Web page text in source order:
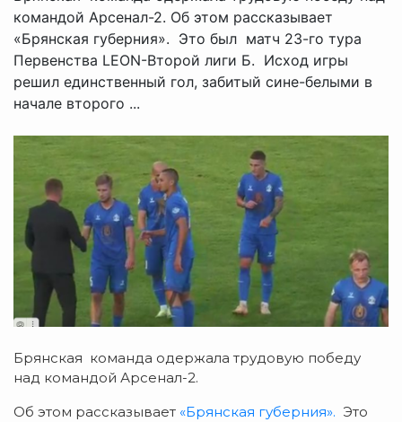
командой Арсенал-2. Об этом рассказывает
«Брянская губерния». Это был матч 23-го тура
Первенства LEON-Второй лиги Б. Исход игры
решил единственный гол, забитый сине-белыми в
начале второго ...
Брянская команда одержала трудовую победу
над командой Арсенал-2.
Об этом рассказывает «Брянская губерния». Это